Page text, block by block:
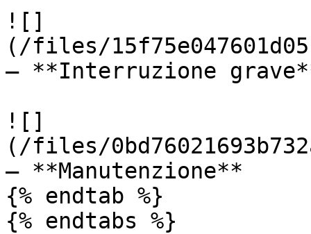
![]
(/files/
— **Interruzione
![]
(/files/
— **Manutenzione**
{% endtab %}
{% endtabs %}